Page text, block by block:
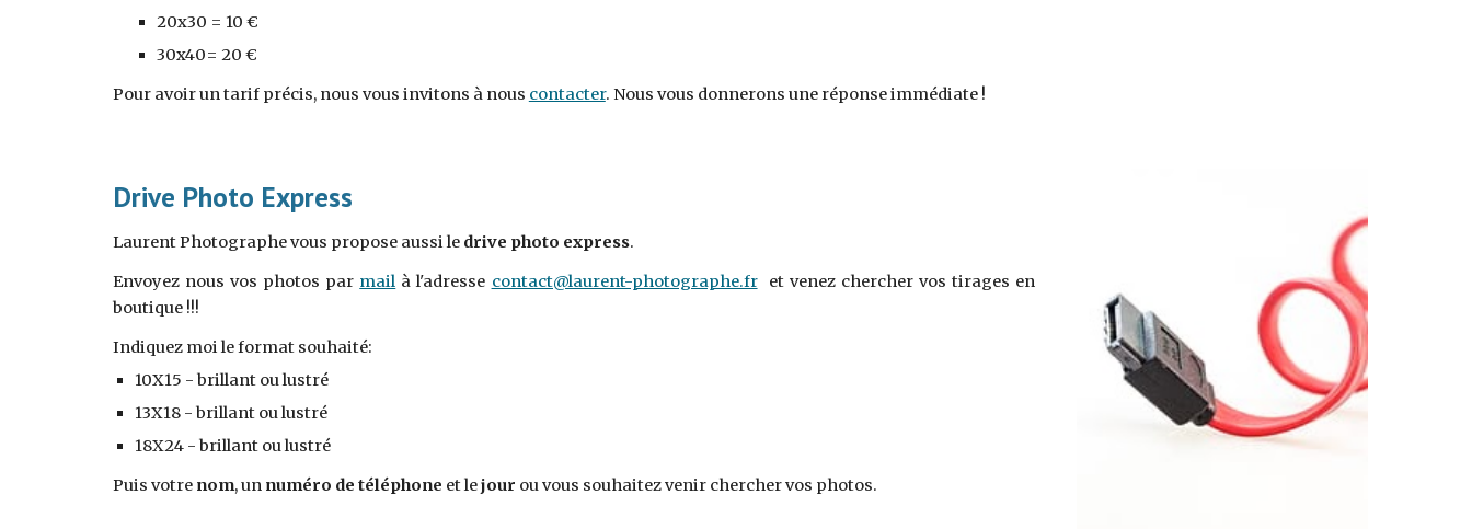
20x30 = 10 €
30x40= 20 €
Pour avoir un tarif précis, nous vous invitons à nous contacter. Nous vous donnerons une réponse immédiate !
Drive Photo Express
LaurentPhotographevous propose aussi le drive photo express.
Envoyez nous vos photos par mail à l'adresse contact@laurent-photographe.fret venez chercher vos tirages en
boutique !!!
Indiquez moi le format souhaité:
10X15 - brillant ou lustré
13X18 - brillant ou lustré
18X24 - brillant ou lustré
Puis votre nom, un numéro de téléphone et lejour ou vous souhaitez venir chercher vos photos.